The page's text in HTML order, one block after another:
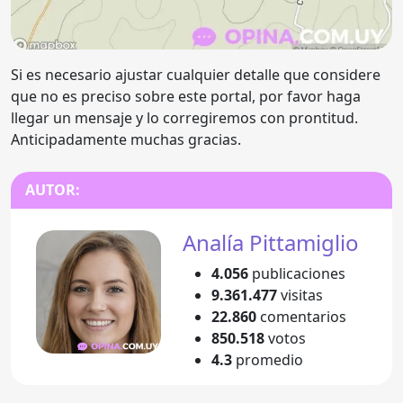
Si es necesario ajustar cualquier detalle que considere
que no es preciso sobre este portal, por favor haga
llegar un mensaje y lo corregiremos con prontitud.
Anticipadamente muchas gracias.
AUTOR:
Analía Pittamiglio
4.056 publicaciones
9.361.477visitas
22.860 comentarios
850.518votos
4.3 promedio